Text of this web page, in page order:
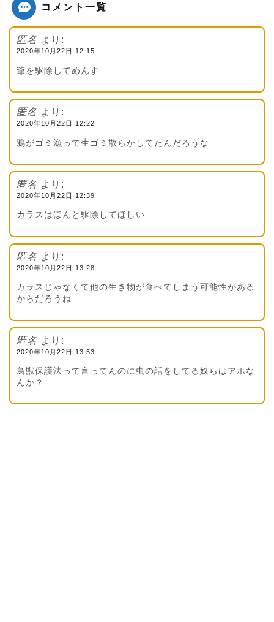
コメント一覧
匿名 より:
2020年10月22日 12:15
爺を駆除してめんす
匿名 より:
2020年10月22日 12:22
鴉がゴミ漁って生ゴミ散らかしてたんだろうな
匿名 より:
2020年10月22日 12:39
カラスはほんと駆除してほしい
匿名 より:
2020年10月22日 13:28
カラスじゃなくて他の生き物が食べてしまう可能性がある
からだろうね
匿名 より:
2020年10月22日 13:53
鳥獣保護法って言ってんのに虫の話をしてる奴らはアホな
んか？